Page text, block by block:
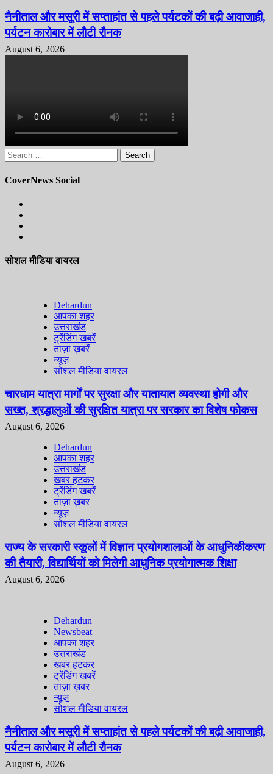
नैनीताल और मसूरी में सप्ताहांत से पहले पर्यटकों की बढ़ी आवाजाही,
पर्यटन कारोबार में लौटी रौनक
August 6, 2026
Search
for:
CoverNews Social
सोशल मीडिया वायरल
Dehardun
आपका शहर
उत्तराखंड
ट्रेंडिंग खबरें
ताज़ा ख़बरें
न्यूज़
सोशल मीडिया वायरल
चारधाम यात्रा मार्गों पर सुरक्षा और यातायात व्यवस्था होगी और
सख्त, श्रद्धालुओं की सुरक्षित यात्रा पर सरकार का विशेष फोकस
August 6, 2026
Dehardun
आपका शहर
उत्तराखंड
खबर हटकर
ट्रेंडिंग खबरें
ताज़ा ख़बर
न्यूज़
सोशल मीडिया वायरल
राज्य के सरकारी स्कूलों में विज्ञान प्रयोगशालाओं के आधुनिकीकरण
की तैयारी, विद्यार्थियों को मिलेगी आधुनिक प्रयोगात्मक शिक्षा
August 6, 2026
Dehardun
Newsbeat
आपका शहर
उत्तराखंड
खबर हटकर
ट्रेंडिंग खबरें
ताज़ा ख़बर
न्यूज़
सोशल मीडिया वायरल
नैनीताल और मसूरी में सप्ताहांत से पहले पर्यटकों की बढ़ी आवाजाही,
पर्यटन कारोबार में लौटी रौनक
August 6, 2026